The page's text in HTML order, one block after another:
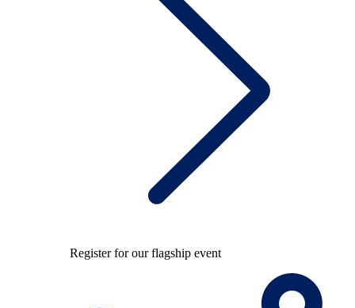
Register for our flagship event